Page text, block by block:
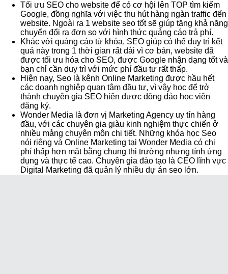
Tối ưu SEO cho website để có cơ hội lên TOP tìm kiếm
Google, đồng nghĩa với việc thu hút hàng ngàn traffic đến
website. Ngoài ra 1 website seo tốt sẽ giúp tăng khả năng
chuyển đổi ra đơn so với hình thức quảng cáo trả phí.
Khác với quảng cáo từ khóa, SEO giúp có thể duy trì kết
quả này trong 1 thời gian rất dài vì cơ bản, website đã
được tối ưu hóa cho SEO, được Google nhận dạng tốt và
bạn chỉ cần duy trì với mức phí đầu tư rất thấp.
Hiện nay, Seo là kênh Online Marketing được hầu hết
các doanh nghiệp quan tâm đầu tư, vì vậy học để trở
thành chuyên gia SEO hiện được đông đảo học viên
đăng ký.
Wonder Media là đơn vị Marketing Agency uy tín hàng
đầu, với các chuyên gia giàu kinh nghiệm thực chiến ở
nhiều mảng chuyên môn chi tiết. Những khóa học Seo
nói riêng và Online Marketing tại Wonder Media có chi
phí thấp hơn mặt bằng chung thị trường nhưng tính ứng
dụng và thực tế cao. Chuyên gia đào tạo là CEO lĩnh vực
Digital Marketing đã quản lý nhiều dự án seo lớn.